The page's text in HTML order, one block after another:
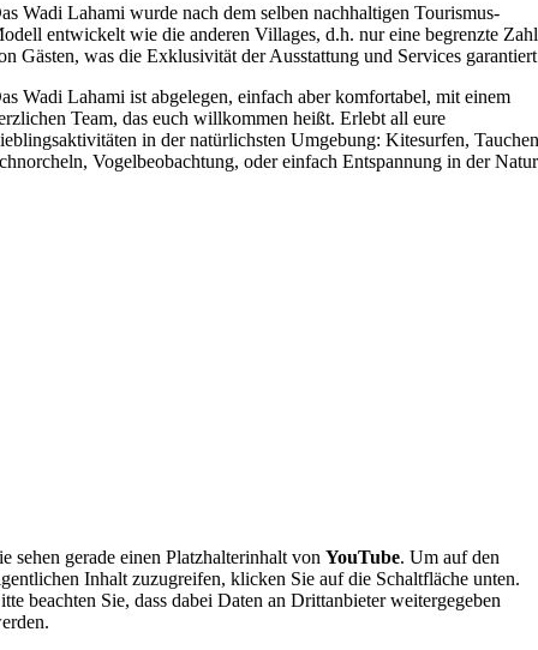
Wadi Lahami wurde nach dem selben nachhaltigen Tourismus-
entwickelt wie die anderen Villages, d.h. nur eine begrenzte Zahl
Gästen, was die Exklusivität der Ausstattung und Services
Wadi Lahami ist abgelegen, einfach aber komfortabel, mit einem
Team, das euch willkommen heißt. Erlebt all eure
in der natürlichsten Umgebung: Kitesurfen,
Vogelbeobachtung, oder einfach Entspannung in der
sehen gerade einen Platzhalterinhalt vonYouTube. Um auf den
Inhalt zuzugreifen, klicken Sie auf die Schaltfläche unten.
beachten Sie, dass dabei Daten an Drittanbieter weitergegeben